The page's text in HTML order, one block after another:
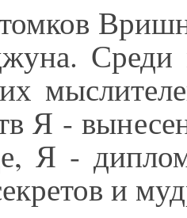
Среди
Я -
Я -
и